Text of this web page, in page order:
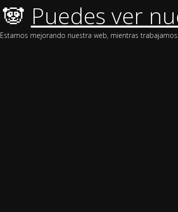
🐼 Puedes ver
Estamos mejorando nuestra web, mientras